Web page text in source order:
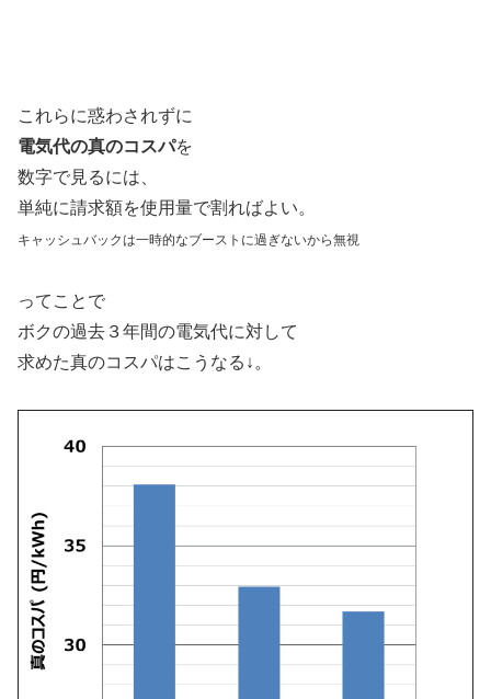
これらに惑わされずに
電気代の真のコスパを
数字で見るには、
単純に請求額を使用量で割ればよい。
キャッシュバックは一時的なブーストに過ぎないから無視
ってことで
ボクの過去３年間の電気代に対して
求めた真のコスパはこうなる↓。